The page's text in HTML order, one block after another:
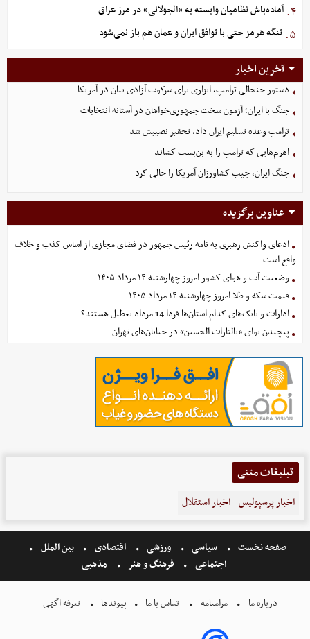
۴. آماده‌باش نظامیان وابسته به «الجولانی» در مرز عراق
۵. تنگه هرمز حتی با توافق ایران و عمان هم باز نمی‌شود
آخرین اخبار
دستور جنجالی ترامپ، ابزاری برای سرکوب آزادی بیان در آمریکا
جنگ با ایران؛ آزمون سخت جمهوری‌خواهان در آستانه انتخابات
ترامپ وعده تسلیم ایران داد، تحقیر نصیبش شد
اهرم‌هایی که ترامپ را به بن‌بست کشاند
جنگ ایران، جیب کشاورزان آمریکا را خالی کرد
عناوین برگزیده
ادعای واکنش رهبری به نامه رئیس جمهور در فضای مجازی از اساس کذب و خلاف
واقع است
وضعیت آب و هوای کشور امروز چهارشنبه ۱۴ مرداد ۱۴۰۵
قیمت سکه و طلا امروز چهارشنبه ۱۴ مرداد ۱۴۰۵
ادارات و بانک‌های کدام استان‌ها فردا 14 مرداد تعطیل هستند؟
پیچیدن نوای «یالثارات الحسین» در خیابان‌های تهران
تبلیغات متنی
اخبار پرسپولیس اخبار استقلال
صفحه نخست سیاسی ورزشی اقتصادی
بین الملل
اجتماعی
فرهنگ و هنر مذهبی
درباره ما مرامنامه تماس با ما پیوندها تعرفه اگهی